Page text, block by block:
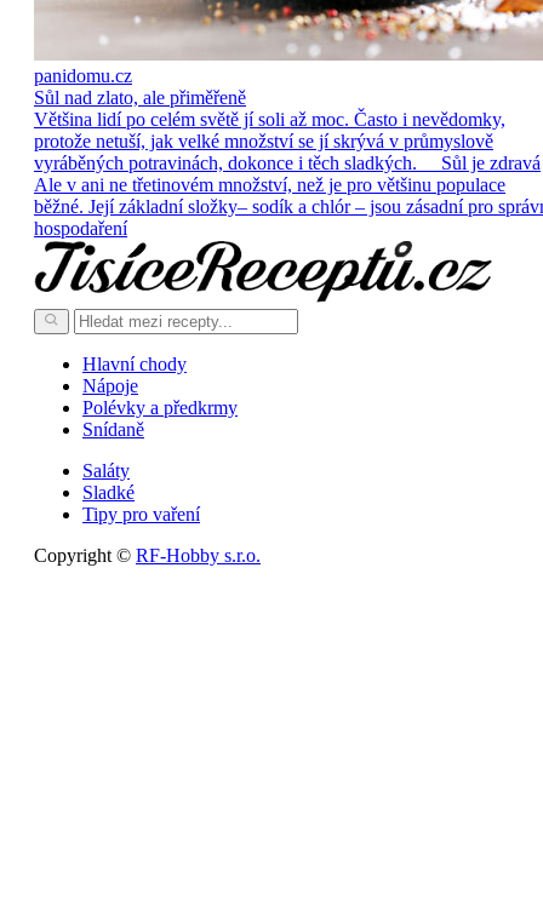
panidomu.cz
Sůl nad zlato, ale přiměřeně
Většina lidí po celém světě jí soli až moc. Často i nevědomky,
protože netuší, jak velké množství se jí skrývá v průmyslově
vyráběných potravinách, dokonce i těch sladkých. Sůl je zdravá
Ale v ani ne třetinovém množství, než je pro většinu populace
běžné. Její základní složky– sodík a chlór – jsou zásadní pro
hospodaření
Hlavní chody
Nápoje
Polévky a předkrmy
Snídaně
Saláty
Sladké
Tipy pro vaření
Copyright © RF-Hobby s.r.o.